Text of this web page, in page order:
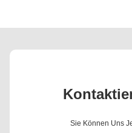
Sie Können Uns